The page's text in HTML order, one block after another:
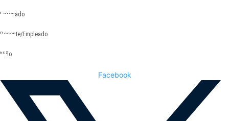
Egresado
Docente/Empleado
Niño
Facebook